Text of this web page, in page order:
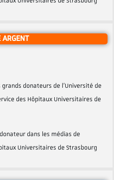
ARGENT
donateurs de l’Université de
des Hôpitaux Universitaires de
dans les médias de
Universitaires de Strasbourg